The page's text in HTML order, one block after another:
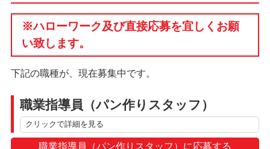
※ハローワーク及び直接応募を宜しくお願
い致します。
下記の職種が、現在募集中です。
職業指導員（パン作りスタッフ）
クリックで詳細を見る
職業指導員（パン作りスタッフ）に応募する